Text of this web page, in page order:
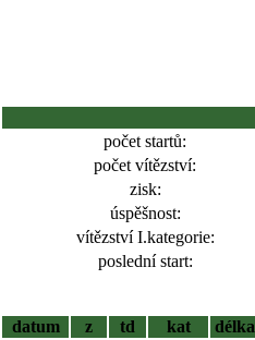
počet startů:
počet vítězství:
zisk:
úspěšnost:
vítězství I.kategorie:
poslední start:
datum
z td kat délka